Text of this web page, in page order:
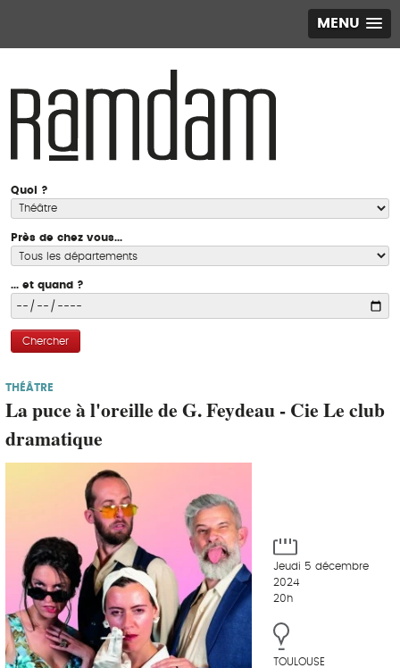
MENU
Quoi ?
Près de chez vous...
... et quand ?
Chercher
THÉÂTRE
La puce à l'oreille de G. Feydeau - Cie Le club
dramatique
Jeudi 5 décembre
2024
20h
TOULOUSE